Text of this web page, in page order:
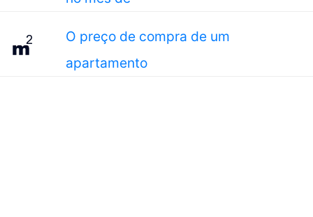
O preço de compra de um
apartamento